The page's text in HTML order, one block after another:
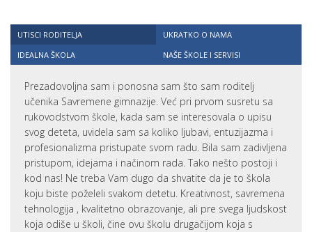
UTISCI RODITELJA
UKRATKO O NAMA
IDEALNA ŠKOLA
NAŠE ŠKOLE I SERVISI
Prezadovoljna sam i ponosna sam što sam roditelj
učenika Savremene gimnazije. Već pri prvom susretu sa
rukovodstvom škole, kada sam se interesovala o upisu
svog deteta, uvidela sam sa koliko ljubavi, entuzijazma i
profesionalizma pristupate svom radu. Bila sam zadivljena
pristupom, idejama i načinom rada. Tako nešto postoji i
kod nas! Ne treba Vam dugo da shvatite da je to škola
koju biste poželeli svakom detetu. Kreativnost, savremena
tehnologija , kvalitetno obrazovanje, ali pre svega ljudskost
koja odiše u školi, čine ovu školu drugačijom koja s